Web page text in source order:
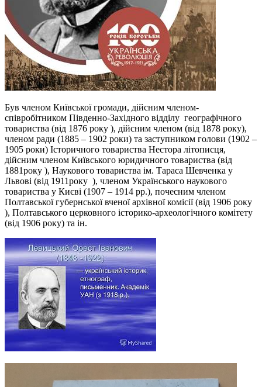
Був членом Київської громади, дійсним членом-
співробітником Південно-Західного відділу географічного
товариства (від 1876 року ), дійсним членом (від 1878 року),
членом ради (1885 – 1902 роки) та заступником голови (1902 –
1905 роки) Історичного товариства Нестора літописця,
дійсним членом Київського юридичного товариства (від
1881року ), Наукового товариства ім. Тараса Шевченка у
Львові (від 1911року ), членом Українського наукового
товариства у Києві (1907 – 1914 рр.), почесним членом
Полтавської губернської вченої архівної комісії (від 1906 року
), Полтавського церковного історико-археологічного комітету
(від 1906 року) та ін.